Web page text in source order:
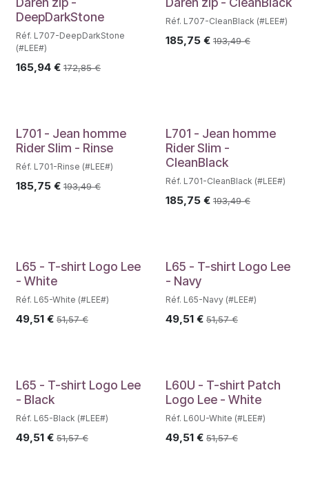
DeepDarkStone
Réf. L707-DeepDarkStone
(#LEE#)
165,94 € 172,85€
Réf. L707-CleanBlack (#LEE#)
185,75€ 193,49€
L701 - Jean homme
Rider Slim - Rinse
Réf. L701-Rinse (#LEE#)
185,75 € 193,49€
L701 - Jean homme
Rider Slim -
CleanBlack
Réf. L701-CleanBlack (#LEE#)
185,75€ 193,49€
L65 - T-shirt Logo Lee
- White
Réf. L65-White (#LEE#)
49,51 € 51,57€
L65 - T-shirt Logo Lee
- Navy
Réf. L65-Navy (#LEE#)
49,51€ 51,57€
L65 - T-shirt Logo Lee
- Black
Réf. L65-Black (#LEE#)
49,51 € 51,57€
L60U - T-shirt Patch
Logo Lee - White
Réf. L60U-White (#LEE#)
49,51€ 51,57€